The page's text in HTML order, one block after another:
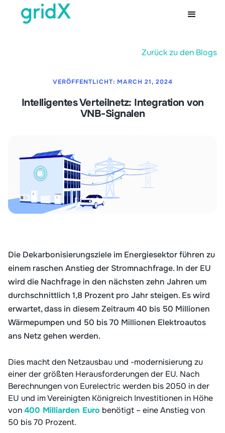
Zurück zu den Blogs
VERÖFFENTLICHT: MARCH 21, 2024
Intelligentes Verteilnetz: Integration von
VNB-Signalen
Die Dekarbonisierungsziele im Energiesektor führen zu
einem raschen Anstieg der Stromnachfrage. In der EU
wird die Nachfrage in den nächsten zehn Jahren um
durchschnittlich 1,8 Prozent pro Jahr steigen. Es wird
erwartet, dass in diesem Zeitraum 40 bis 50 Millionen
Wärmepumpen und 50 bis 70 Millionen Elektroautos
ans Netz gehen werden.
Dies macht den Netzausbau und -modernisierung zu
einer der größten Herausforderungen der EU. Nach
Berechnungen von Eurelectric werden bis 2050 in der
EU und im Vereinigten Königreich Investitionen in Höhe
von400 Milliarden Euro benötigt – eine Anstieg von
50 bis 70 Prozent.